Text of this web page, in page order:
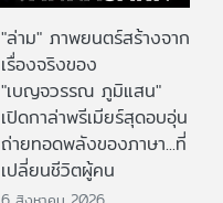
"ล่าม" ภาพยนตร์สร้างจาก
เรื่องจริงของ
"เบญจวรรณ ภูมิแสน"
เปิดกาล่าพรีเมียร์สุดอบอุ่น
ถ่ายทอดพลังของภาษา...ที่
เปลี่ยนชีวิตผู้คน